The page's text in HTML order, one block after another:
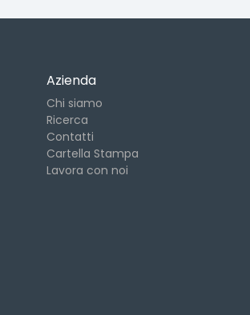
Azienda
Chi siamo
Ricerca
Contatti
Cartella Stampa
Lavora con noi